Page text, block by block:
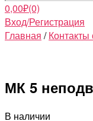
0,00₽(0)
Вход/Регистрация
Главная /
МК 5
В наличии